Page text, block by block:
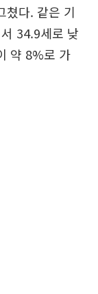
쳤다. 같은 기
34.9세로 낮
약 8%로 가